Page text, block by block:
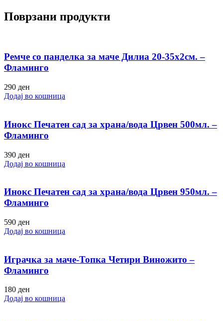
Поврзани продукти
Ремче со панделка за маче Дилиа 20-35х2см. –
Фламинго
290 ден
Додај во кошница
Инокс Печатен сад за храна/вода Црвен 500мл. –
Фламинго
390 ден
Додај во кошница
Инокс Печатен сад за храна/вода Црвен 950мл. –
Фламинго
590 ден
Додај во кошница
Играчка за маче-Топка Четири Виножито –
Фламинго
180 ден
Додај во кошница